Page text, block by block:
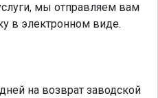
мы отправляем вам
в электронном виде.
на возврат заводской